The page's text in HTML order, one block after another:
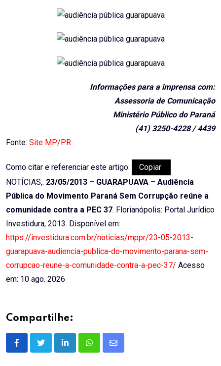
Informações para a imprensa com:
Assessoria de Comunicação
Ministério Público do Paraná
(41) 3250-4228 / 4439
Fonte: Site MP/PR
Como citar e referenciar este artigo:
Copiar
NOTÍCIAS,. 23/05/2013 – GUARAPUAVA – Audiência
Pública do Movimento Paraná Sem Corrupção reúne a
comunidade contra a PEC 37. Florianópolis: Portal Jurídico
Investidura, 2013. Disponível em:
https://investidura.com.br/noticias/mppr/23-05-2013-
guarapuava-audiencia-publica-do-movimento-parana-sem-
corrupcao-reune-a-comunidade-contra-a-pec-37/ Acesso
em: 10 ago. 2026
Compartilhe:
LinkedInWhatsappShare